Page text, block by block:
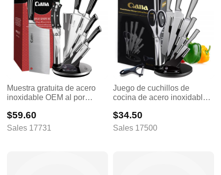
Muestra gratuita de acero
inoxidable OEM al por
$59.60
Sales 17731
Juego de cuchillos de
cocina de acero inoxidable
profesional con soporte,
oferta especial de Amazon
$34.50
Sales 17500